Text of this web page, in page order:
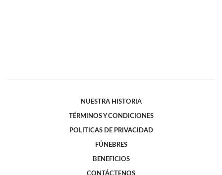
NUESTRA HISTORIA
TÉRMINOS Y CONDICIONES
POLITICAS DE PRIVACIDAD
FÚNEBRES
BENEFICIOS
CONTÁCTENOS